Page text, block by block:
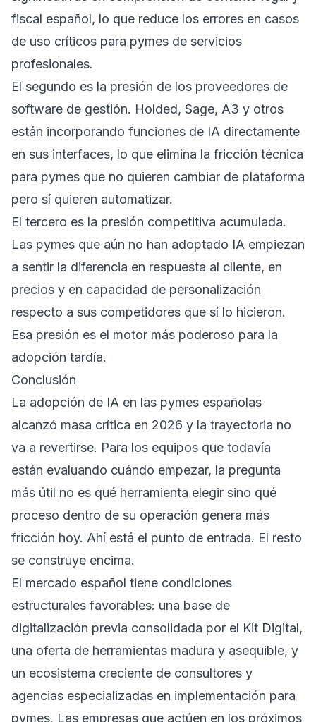
fiscal español, lo que reduce los errores en casos
de uso críticos para pymes de servicios
profesionales.
El segundo es la presión de los proveedores de
software de gestión. Holded, Sage, A3 y otros
están incorporando funciones de IA directamente
en sus interfaces, lo que elimina la fricción técnica
para pymes que no quieren cambiar de plataforma
pero sí quieren automatizar.
El tercero es la presión competitiva acumulada.
Las pymes que aún no han adoptado IA empiezan
a sentir la diferencia en respuesta al cliente, en
precios y en capacidad de personalización
respecto a sus competidores que sí lo hicieron.
Esa presión es el motor más poderoso para la
adopción tardía.
Conclusión
La adopción de IA en las pymes españolas
alcanzó masa crítica en 2026 y la trayectoria no
va a revertirse. Para los equipos que todavía
están evaluando cuándo empezar, la pregunta
más útil no es qué herramienta elegir sino qué
proceso dentro de su operación genera más
fricción hoy. Ahí está el punto de entrada. El resto
se construye encima.
El mercado español tiene condiciones
estructurales favorables: una base de
digitalización previa consolidada por el Kit Digital,
una oferta de herramientas madura y asequible, y
un ecosistema creciente de consultores y
agencias especializadas en implementación para
pymes. Las empresas que actúen en los próximos